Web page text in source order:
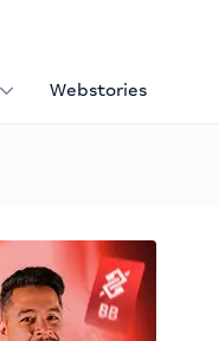
Webstories